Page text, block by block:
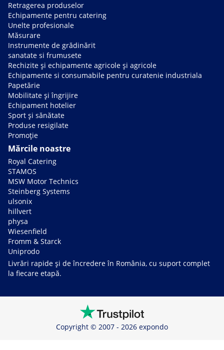
Retragerea produselor
Echipamente pentru catering
Unelte profesionale
Măsurare
Instrumente de grădinărit
sanatate si frumusete
Rechizite și echipamente agricole și agricole
Echipamente si consumabile pentru curatenie industriala
Papetărie
Mobilitate și îngrijire
Echipament hotelier
Sport și sănătate
Produse resigilate
Promoție
Mărcile noastre
Royal Catering
STAMOS
MSW Motor Technics
Steinberg Systems
ulsonix
hillvert
physa
Wiesenfield
Fromm & Starck
Uniprodo
Livrări rapide și de încredere în România, cu suport complet
la fiecare etapă.
Copyright © 2007 - 2026 expondo